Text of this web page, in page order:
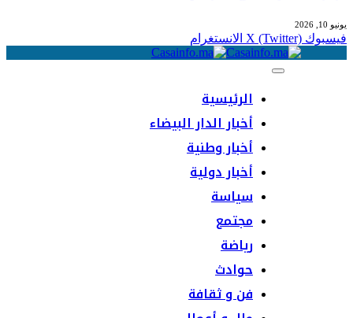
يونيو 10, 2026
فيسبوك X (Twitter) الانستغرام
الرئيسية
أخبار الدار البيضاء
أخبار وطنية
أخبار دولية
سياسة
مجتمع
رياضة
حوادث
فن و ثقافة